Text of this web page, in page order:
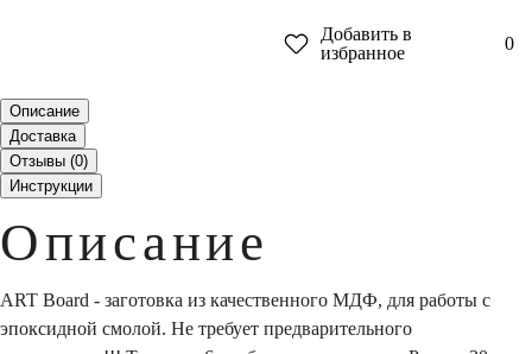
Добавить в
избранное
0
Описание
Доставка
Отзывы (0)
Инструкции
Описание
ART Board - заготовка из качественного МДФ, для работы с
эпоксидной смолой. Не требует предварительного